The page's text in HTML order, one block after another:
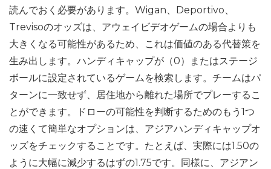
読んでおく必要があります。Wigan、Deportivo、
Trevisoのオッズは、アウェイビデオゲームの場合よりも
大きくなる可能性があるため、これは価値のある代替策を
生み出します。ハンディキャップが（0）またはステージ
ボールに設定されているゲームを検索します。チームはパ
ターンに一致せず、居住地から離れた場所でプレーするこ
とができます。ドローの可能性を判断するためのもう1つ
の速くて簡単なオプションは、アジアハンディキャップオ
ッズをチェックすることです。たとえば、実際には1.50の
ように大幅に減少するはずの1.75です。同様に、アジアン